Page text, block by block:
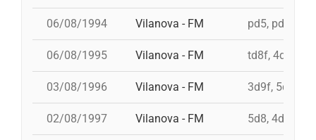
06/08/1994 Vilanova - FM pd5, pd5,
06/08/1995 Vilanova - FM td8f, 4d9f,
03/08/1996 Vilanova - FM 3d9f, 5d8,
02/08/1997 Vilanova - FM 5d8, 4d9f,